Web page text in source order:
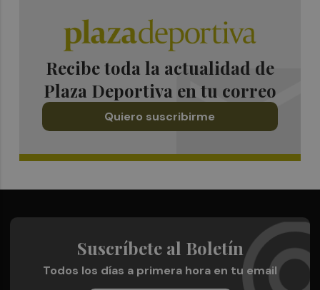
Recibe toda la actualidad de
Plaza Deportiva en tu correo
Quiero suscribirme
Suscríbete al Boletín
Todos los días a primera hora en tu email